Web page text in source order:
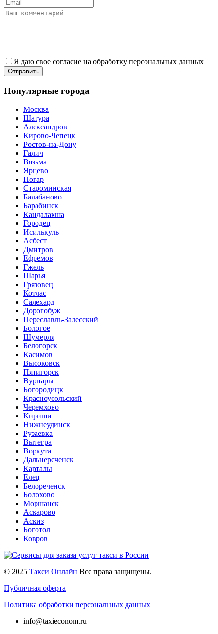
Я даю свое согласие на обработку персональных данных
Популярные города
Москва
Шатура
Александров
Кирово-Чепецк
Ростов-на-Дону
Галич
Вязьма
Ярцево
Погар
Староминская
Балабаново
Барабинск
Кандалакша
Городец
Исилькуль
Асбест
Дмитров
Ефремов
Гжель
Шарья
Грязовец
Котлас
Салехард
Дорогобуж
Переславль-Залесский
Бологое
Шумерля
Белогорск
Касимов
Высоковск
Пятигорск
Вурнары
Богородицк
Красноусольский
Черемхово
Кириши
Нижнеудинск
Рузаевка
Вытегра
Воркута
Дальнереченск
Карталы
Елец
Белореченск
Болохово
Моршанск
Аскарово
Аскиз
Боготол
Ковров
© 2025 Такси Онлайн Все права защищены.
Публичная оферта
Политика обработки персональных данных
info@taxieconom.ru